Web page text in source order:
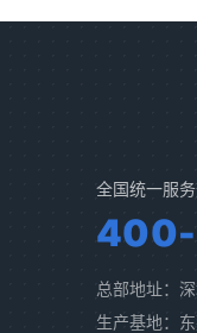
全国统一服
总部地址：
生产基地：